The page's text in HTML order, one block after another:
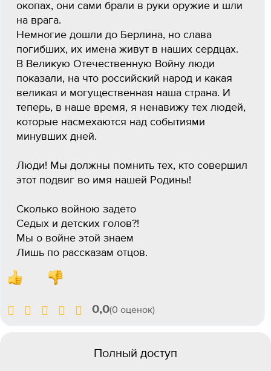
окопах, они сами брали в руки оружие и шли
на врага.
Немногие дошли до Берлина, но слава
погибших, их имена живут в наших сердцах.
В Великую Отечественную Войну люди
показали, на что российский народ и какая
великая и могущественная наша страна. И
теперь, в наше время, я ненавижу тех людей,
которые насмехаются над событиями
минувших дней.
Люди! Мы должны помнить тех, кто совершил
этот подвиг во имя нашей Родины!
Сколько войною задето
Седых и детских голов?!
Мы о войне этой знаем
Лишь по рассказам отцов.
0,0(0 оценок)
Полный доступ